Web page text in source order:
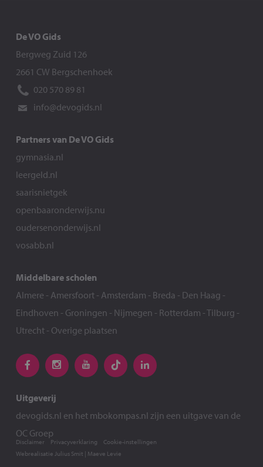
De VO Gids
Bergweg Zuid 126
2661 CW Bergschenhoek
020 570 89 81
info@devogids.nl
Partners van De VO Gids
gymnasia.nl
leergeld.nl
saarisnietgek
openbaaronderwijs.nu
oudersenonderwijs.nl
vosabb.nl
Middelbare scholen
Almere - Amersfoort- Amsterdam - Breda - Den Haag -
Eindhoven - Groningen - Nijmegen - Rotterdam -Tilburg -
Utrecht- Overige plaatsen
Uitgeverij
devogids.nl en het mbokompas.nl zijn een uitgave van de
OC Groep
Webrealisatie Julius Smit | Maeve Levie
Disclaimer Privacyverklaring Cookie-instellingen